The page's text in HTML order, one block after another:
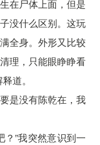
在尸体上面，但是
没什么区别。这玩
全身。外形又比较
理，只能眼睁睁看
道。
是没有陈乾在，我
？”我突然意识到一